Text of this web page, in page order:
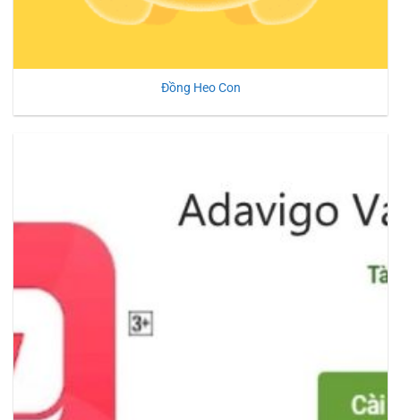
Đồng Heo Con